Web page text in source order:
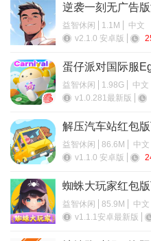
1、能够作为图片日记本，
便
逆袭一刻无广告
益智休闲 1.1M
中文
v2.1.0 安卓版
蛋仔派对国际服
益智休闲 1.98G
中文
v1.0.281最新版
解压汽车站红包
益智休闲 86.6M
中文
v1.1.0 安卓版
蜘蛛大玩家红包
益智休闲 85.9M
中文
v1.1.1安卓最新版